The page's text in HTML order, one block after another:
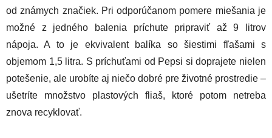
od známych značiek. Pri odporúčanom pomere miešania je
možné z jedného balenia príchute pripraviť až 9 litrov
nápoja. A to je ekvivalent balíka so šiestimi fľašami s
objemom 1,5 litra. S príchuťami od Pepsi si doprajete nielen
potešenie, ale urobíte aj niečo dobré pre životné prostredie –
ušetríte množstvo plastových fliaš, ktoré potom netreba
znova recyklovať.